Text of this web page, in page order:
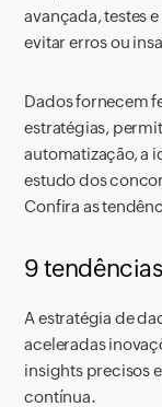
avançada, testes
evitar erros ou
Dados fornecem
estratégias,
automatização, a
estudo dos
Confira as
9
A estratégia de
aceleradas
insights precisos
contínua.